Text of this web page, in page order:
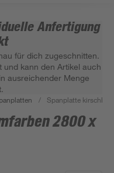
Anfertigung
für dich zugeschnitten.
und kann den Artikel auch
ausreichender Menge
/ Spanplatte
2800 x